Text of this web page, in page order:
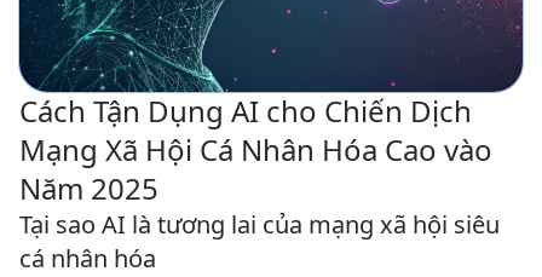
Cách Tận Dụng AI cho Chiến Dịch
Mạng Xã Hội Cá Nhân Hóa Cao vào
Năm 2025
Tại sao AI là tương lai của mạng xã hội siêu
cá nhân hóa